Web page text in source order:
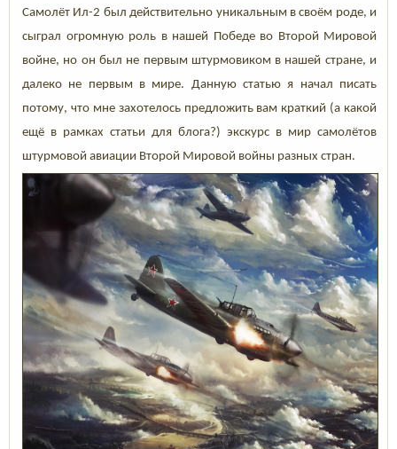
Самолёт Ил-2 был действительно уникальным в своём роде, и
сыграл огромную роль в нашей Победе во Второй Мировой
войне, но он был не первым штурмовиком в нашей стране, и
далеко не первым в мире. Данную статью я начал писать
потому, что мне захотелось предложить вам краткий (а какой
ещё в рамках статьи для блога?) экскурс в мир самолётов
штурмовой авиации Второй Мировой войны разных стран.